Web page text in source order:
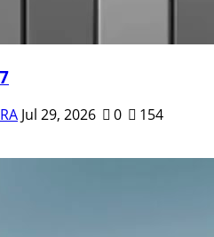
Jul 29, 2026 0 154